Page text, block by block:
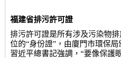
福建省排污許可證
排污許可證是所有涉及污染物
位的“身份證”，由廈門市環保局
習近平總書記強調，“要像保護